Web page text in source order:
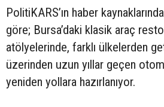
PolitiKARS’ın haber
göre; Bursa’daki klasik araç
atölyelerinde, farklı ülkelerden
üzerinden uzun yıllar geçen
yeniden yollara hazırlanıyor.